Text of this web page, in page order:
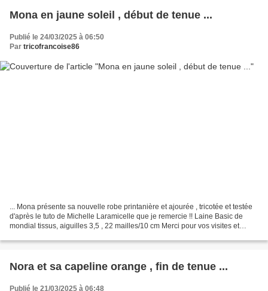
Mona en jaune soleil , début de tenue ...
Publié le 24/03/2025 à 06:50
Par tricofrancoise86
... Mona présente sa nouvelle robe printanière et ajourée , tricotée et testée
d'après le tuto de Michelle Laramicelle que je remercie !! Laine Basic de
mondial tissus, aiguilles 3,5 , 22 mailles/10 cm Merci pour vos visites et
Nora et sa capeline orange , fin de tenue ...
Publié le 21/03/2025 à 06:48